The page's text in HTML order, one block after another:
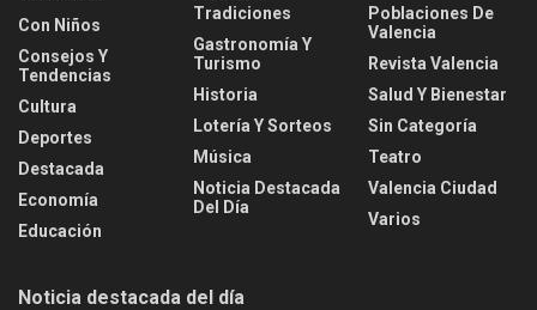
Con Niños
Consejos Y
Tendencias
Cultura
Deportes
Destacada
Economía
Educación
Tradiciones
Gastronomía Y
Turismo
Historia
Lotería Y Sorteos
Música
Noticia Destacada
Del Día
Poblaciones De
Valencia
Revista Valencia
Salud Y Bienestar
Sin Categoría
Teatro
Valencia Ciudad
Varios
Noticia destacada del día